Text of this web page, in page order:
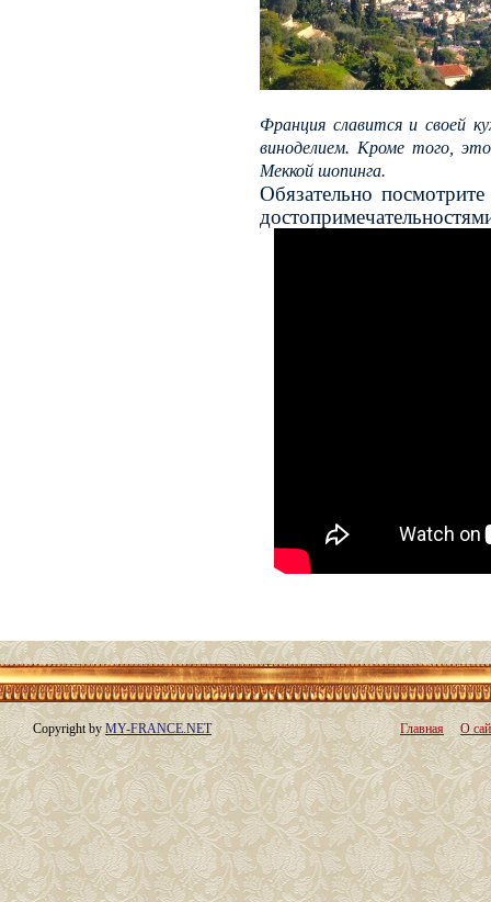
Франция славится и своей
виноделием. Кроме того,
Меккой шопинга.
Обязательно
Copyright byMY-FRANCE.NET Главная О